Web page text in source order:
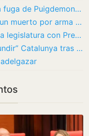
Dos años de la segunda fuga de Puigdemont: tres ‘mossos’ a un paso de juicio mientras él…
24 horas en Barcelona: un muerto por arma blanca, un herido crítico en otra reyerta y…
Illa llega al ecuador de la legislatura con Presupuestos pero sin cerrar las grandes…
Junts acusa a Illa de “hundir” Catalunya tras dos años de Govern: “Ha deteriorado la…